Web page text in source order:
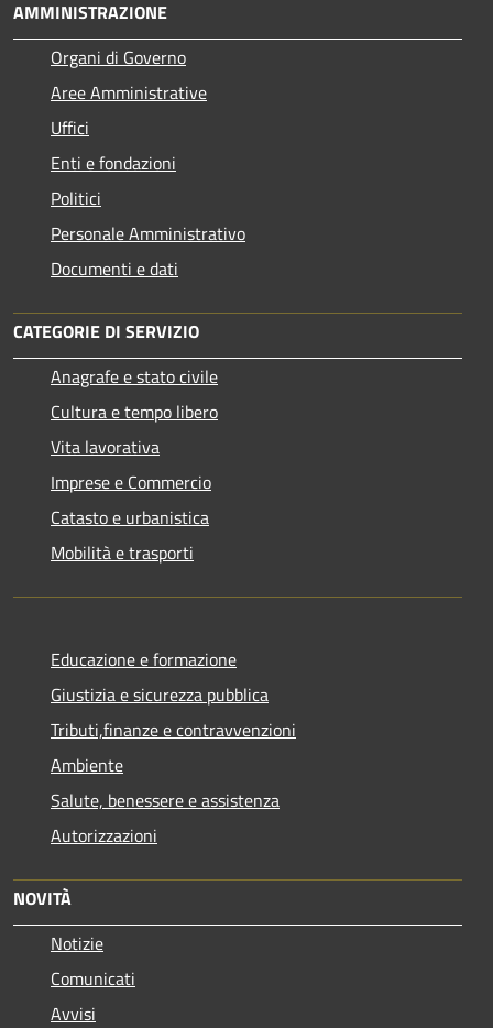
AMMINISTRAZIONE
Organi di Governo
Aree Amministrative
Uffici
Enti e fondazioni
Politici
Personale Amministrativo
Documenti e dati
CATEGORIE DI SERVIZIO
Anagrafe e stato civile
Cultura e tempo libero
Vita lavorativa
Imprese e Commercio
Catasto e urbanistica
Mobilità e trasporti
Educazione e formazione
Giustizia e sicurezza pubblica
Tributi,finanze e contravvenzioni
Ambiente
Salute, benessere e assistenza
Autorizzazioni
NOVITÀ
Notizie
Comunicati
Avvisi